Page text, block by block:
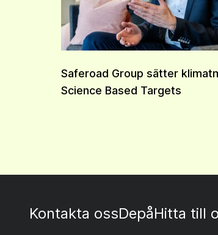
Saferoad Group sätter
Science Based Targets
Kontakta ossDepåHitta till